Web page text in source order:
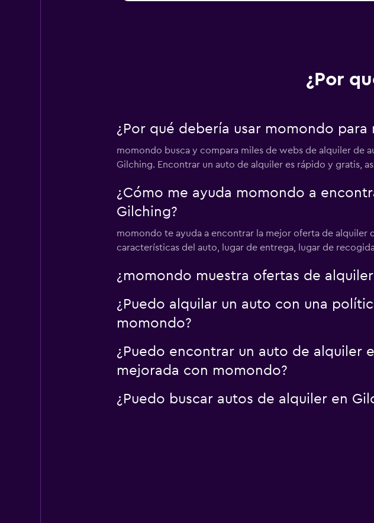
¿Por
¿Por qué debería usar momondo
momondo busca y compara miles de webs de alquiler de
Gilching. Encontrar un auto de alquiler es rápido y gratis,
¿Cómo me ayuda momondo a
Gilching?
momondo te ayuda a encontrar la mejor oferta de alquiler
características del auto, lugar de entrega, lugar de
¿momondo muestra ofertas de
¿Puedo alquilar un auto con una
momondo?
¿Puedo encontrar un auto de alquiler
mejorada con momondo?
¿Puedo buscar autos de alquiler en